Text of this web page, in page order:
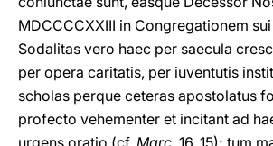
MDCCCCXXIII in Congregationem
Sodalitas vero haec per saecula
per opera caritatis, per iuventutis
scholas perque ceteras apostolatus
profecto vehementer et incitant ad
urgens oratio (cf. Marc. 16, 15); tum